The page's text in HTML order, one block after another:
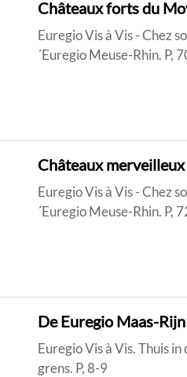
Châteaux forts du
Euregio Vis à Vis - Chez
´Euregio Meuse-Rhin. P,
Châteaux merveilleux
Euregio Vis à Vis - Chez
´Euregio Meuse-Rhin. P,
De Euregio Maas-Rijn
Euregio Vis à Vis. Thuis
grens. P, 8-9